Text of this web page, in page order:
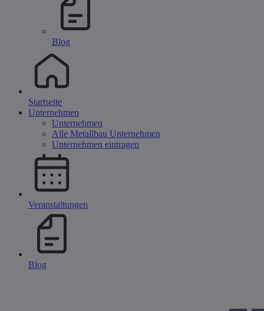
Blog
Startseite
Unternehmen
Unternehmen
Alle Metallbau Unternehmen
Unternehmen eintragen
Veranstaltungen
Blog